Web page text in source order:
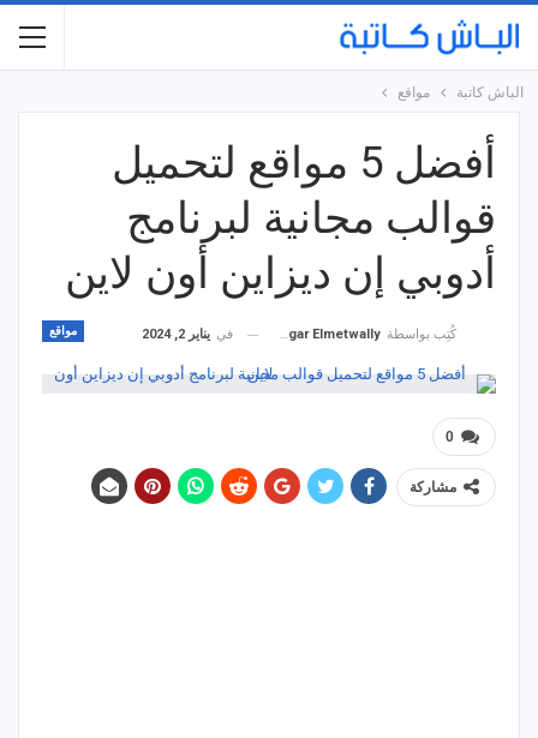
الباش كاتبة مواقع
أفضل 5 مواقع لتحميل
قوالب مجانية لبرنامج
أدوبي إن ديزاين أون لاين
مواقع كُتِب بواسطة Hagar Elmetwally في يناير 2, 2024
0
مشاركة